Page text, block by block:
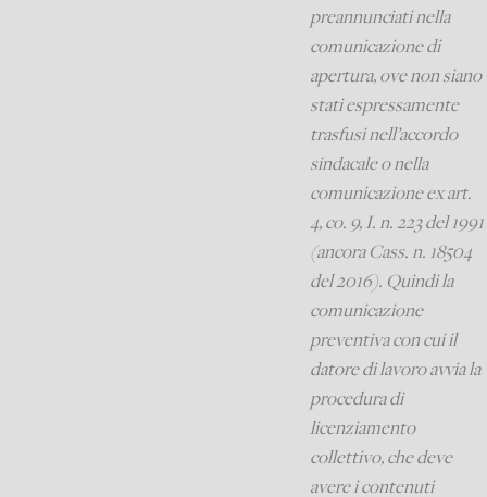
preannunciati nella
comunicazione di
apertura, ove non siano
stati espressamente
trasfusi nell’accordo
sindacale o nella
comunicazione ex art.
4, co. 9, I. n. 223 del 1991
(ancora Cass. n. 18504
del 2016). Quindi la
comunicazione
preventiva con cui il
datore di lavoro avvia la
procedura di
licenziamento
collettivo, che deve
avere i contenuti